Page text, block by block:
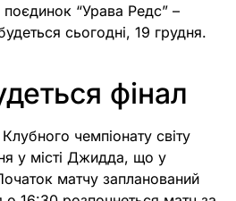
поєдинок “Урава Редс” –
сьогодні, 19 грудня.
фінал
чемпіонату світу
у місті Джидда, що у
матчу запланований